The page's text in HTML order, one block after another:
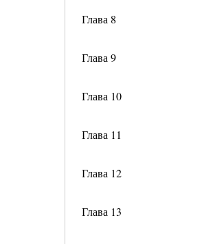
Глава 8
Глава 9
Глава 10
Глава 11
Глава 12
Глава 13